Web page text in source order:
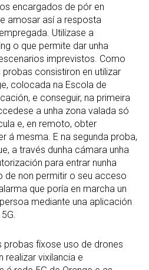
encargados de pór en
amosar así a resposta
Utilízase a
o que permite dar unha
imprevistos. Como
probas consistiron en utilizar
colocada na Escola de
e conseguir, na primeira
a unha zona valada só
e, en remoto, obter
á mesma. E na segunda proba,
a través dunha cámara unha
para entrar nunha
de non permitir o seu acceso
que poría en marcha un
mediante una aplicación
probas fíxose uso de drones
realizar vixilancia e